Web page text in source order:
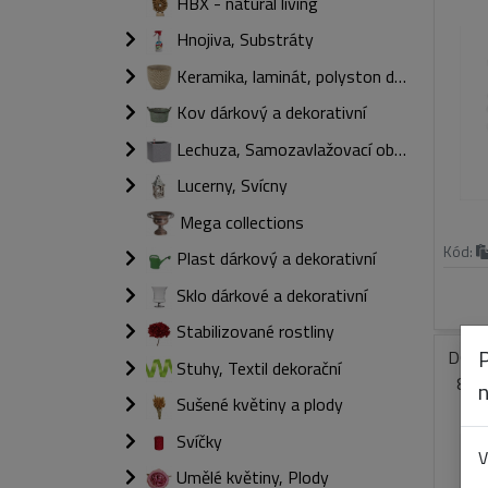
Hnojiva, Substráty
Keramika, laminát, polyston dárkový a dekorativní
Kov dárkový a dekorativní
Lechuza, Samozavlažovací obaly
Lucerny, Svícny
Mega collections
Plast dárkový a dekorativní
Sklo dárkové a dekorativní
Stabilizované rostliny
Stuhy, Textil dekorační
Sušené květiny a plody
Svíčky
Umělé květiny, Plody
Kód:
DO
80